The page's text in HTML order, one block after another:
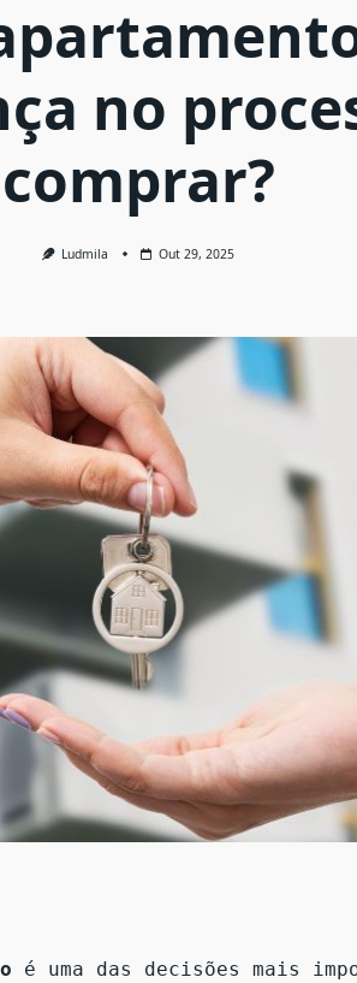
no
comprar?
Ludmila Out 29, 2025
é uma das decisões mais